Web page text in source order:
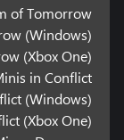
of Tomorrow
(Windows)
(Xbox One)
in Conflict
(Windows)
(Xbox One)